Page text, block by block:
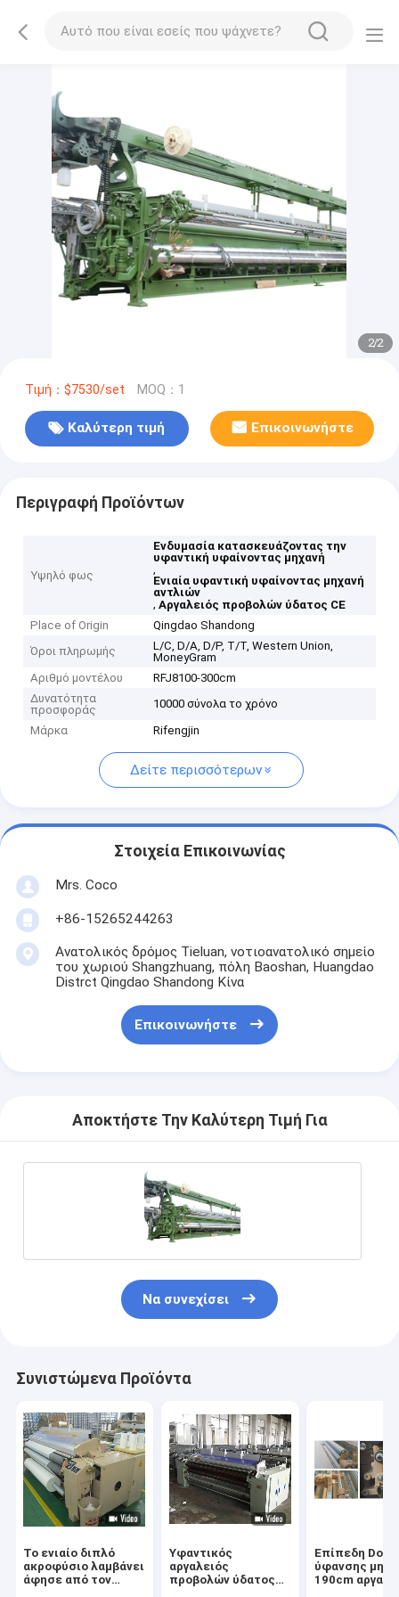
2/2
Τιμή：$7530/set MOQ：1
Καλύτερη τιμή Επικοινωνήστε
Περιγραφή Προϊόντων
Υψηλό φως
Ενδυμασία κατασκευάζοντας την
υφαντική υφαίνοντας μηχανή
,
Ενιαία υφαντική υφαίνοντας μηχανή
αντλιών
,Αργαλειός προβολών ύδατος CE
Place of Origin
Qingdao Shandong
Όροι πληρωμής
L/C, D/A, D/P, T/T, Western Union,
MoneyGram
Αριθμό μοντέλου
RFJ8100-300cm
Δυνατότητα
προσφοράς
10000 σύνολα το χρόνο
Μάρκα
Rifengjin
Δείτε περισσότερων
Στοιχεία Επικοινωνίας
Mrs. Coco
+86-15265244263
Ανατολικός δρόμος Tieluan, νοτιοανατολικό σημείο
του χωριού Shangzhuang, πόλη Baoshan, Huangdao
Distrct Qingdao Shandong Κίνα
Επικοινωνήστε
Αποκτήστε Την Καλύτερη Τιμή Για
Να συνεχίσει
Συνιστώμενα Προϊόντα
Το ενιαίο διπλό
ακροφύσιο λαμβάνει
άφησε από τον
Υφαντικός
αργαλειός
προβολών ύδατος
Επίπεδη
ύφανσης
190cm